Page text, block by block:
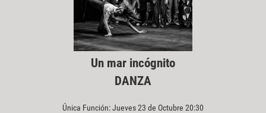
Un mar incógnito
DANZA
Única Función: Jueves 23 de Octubre 20:30